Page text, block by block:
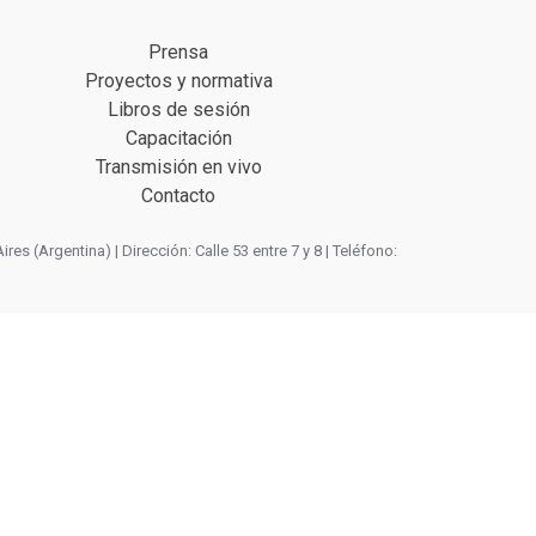
Prensa
Proyectos y normativa
Libros de sesión
Capacitación
Transmisión en vivo
Contacto
(Argentina) | Dirección: Calle 53 entre 7 y 8 | Teléfono: